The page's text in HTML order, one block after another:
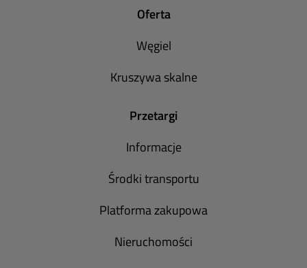
Oferta
Węgiel
Kruszywa skalne
Przetargi
Informacje
Środki transportu
Platforma zakupowa
Nieruchomości